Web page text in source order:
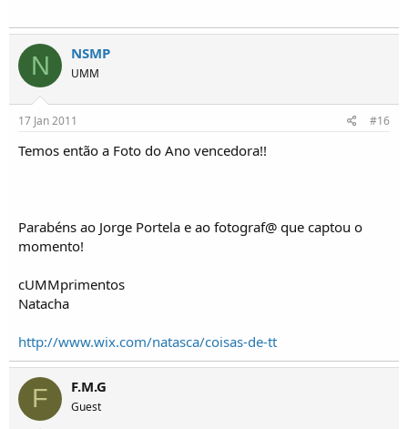
N NSMP
UMM
17 Jan 2011 #16
Temos então a Foto do Ano vencedora!!
Parabéns ao Jorge Portela e ao fotograf@ que captou o
momento!
cUMMprimentos
Natacha
http://www.wix.com/natasca/coisas-de-tt
F F.M.G
Guest